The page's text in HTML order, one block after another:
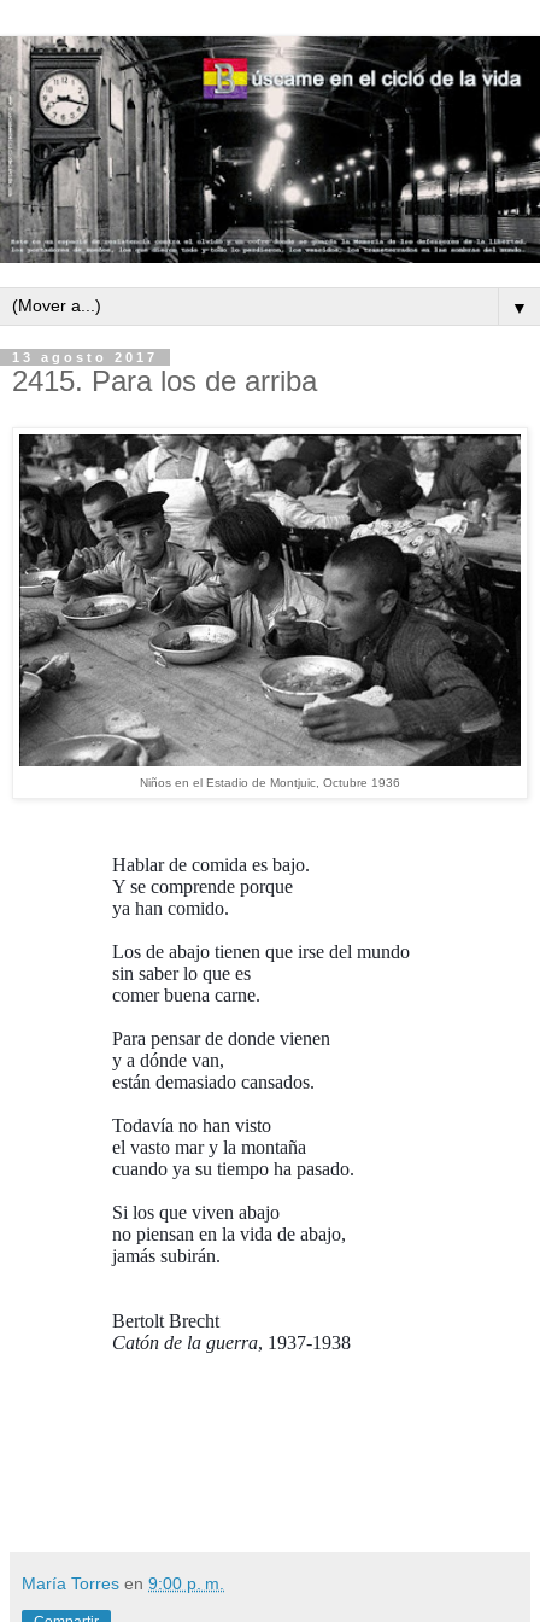
▼
13 agosto 2017
2415. Para los de arriba
Niños en el Estadio de Montjuic, Octubre 1936
Hablar de comida es bajo.
Y se comprende porque
ya han comido.
Los de abajo tienen que irse del mundo
sin saber lo que es
comer buena carne.
Para pensar de donde vienen
y a dónde van,
están demasiado cansados.
Todavía no han visto
el vasto mar y la montaña
cuando ya su tiempo ha pasado.
Si los que viven abajo
no piensan en la vida de abajo,
jamás subirán.
Bertolt Brecht
Catón de la guerra, 1937-1938
María Torres en 9:00 p. m.